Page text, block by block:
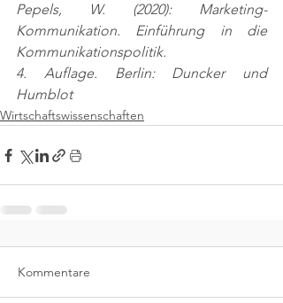
Pepels, W. (2020): Marketing-
Kommunikation. Einführung in die
Kommunikationspolitik.
4. Auflage. Berlin: Duncker und
Humblot
Wirtschaftswissenschaften
Kommentare